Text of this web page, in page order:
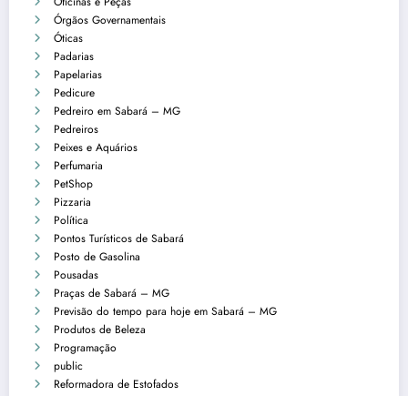
Órgãos Governamentais
Óticas
Padarias
Papelarias
Pedicure
Pedreiro em Sabará – MG
Pedreiros
Peixes e Aquários
Perfumaria
PetShop
Pizzaria
Política
Pontos Turísticos de Sabará
Posto de Gasolina
Pousadas
Praças de Sabará – MG
Previsão do tempo para hoje em Sabará – MG
Produtos de Beleza
Programação
public
Reformadora de Estofados